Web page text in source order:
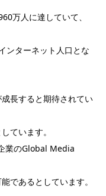
万人に達していて、
ンターネット人口とな
長すると期待されてい
ています。
業のGlobal Media
であるとしています。